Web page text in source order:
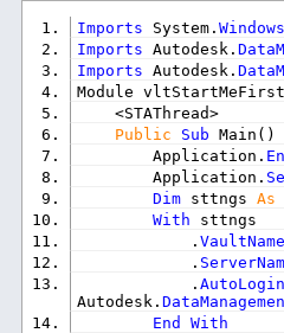
Imports System.Windows
Imports Autodesk.
Imports Autodesk.
Module vltStartMeFirst
<STAThread>
Public
Sub Main ( )
Application.
Application.
Dim sttngs As
With sttngs
.VaultName
.
.
Autodesk.
End
With